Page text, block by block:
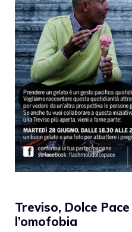
Treviso, Dolce
l’omofobia